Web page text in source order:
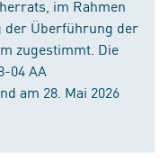
im Rahmen
der Überführung der
zugestimmt. Die
04 AA
am 28. Mai 2026